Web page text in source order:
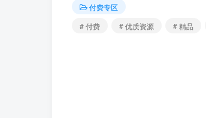
付费专区
# 付费
# 优质资源 # 精品